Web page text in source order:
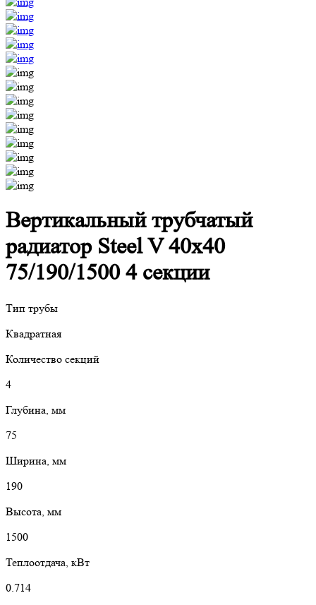
Вертикальный трубчатый
радиатор Steel V 40х40
75/190/1500 4 секции
Тип трубы
Квадратная
Количество секций
4
Глубина, мм
75
Ширина, мм
190
Высота, мм
1500
Теплоотдача, кВт
0.714